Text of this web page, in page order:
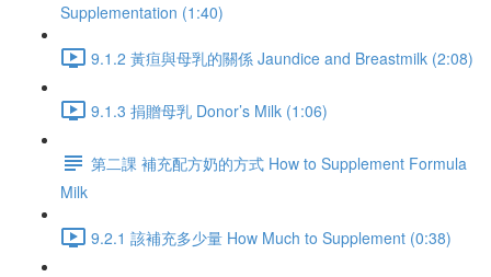
Supplementation (1:40)
9.1.2 黃疸與母乳的關係 Jaundice and Breastmilk (2:08)
9.1.3 捐贈母乳 Donor’s Milk (1:06)
第二課 補充配方奶的方式 How to Supplement Formula
Milk
9.2.1 該補充多少量 How Much to Supplement (0:38)